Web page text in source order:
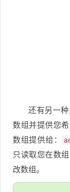
还有另一
数组并提供您
数组提供给：
只读取您在数
改数组。